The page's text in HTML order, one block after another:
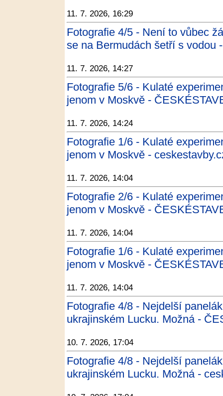
11. 7. 2026, 16:29
Fotografie 4/5 - Není to vůbec
se na Bermudách šetří s vodou
11. 7. 2026, 14:27
Fotografie 5/6 - Kulaté
jenom v Moskvě -
11. 7. 2026, 14:24
Fotografie 1/6 - Kulaté
jenom v Moskvě -
11. 7. 2026, 14:04
Fotografie 2/6 - Kulaté
jenom v Moskvě -
11. 7. 2026, 14:04
Fotografie 1/6 - Kulaté
jenom v Moskvě -
11. 7. 2026, 14:04
Fotografie 4/8 - Nejdelší
ukrajinském Lucku. Možná -
10. 7. 2026, 17:04
Fotografie 4/8 - Nejdelší
ukrajinském Lucku. Možná -